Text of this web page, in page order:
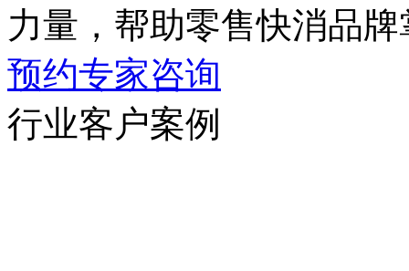
力量，帮助零售快消品
预约专家咨询
行业客户案例